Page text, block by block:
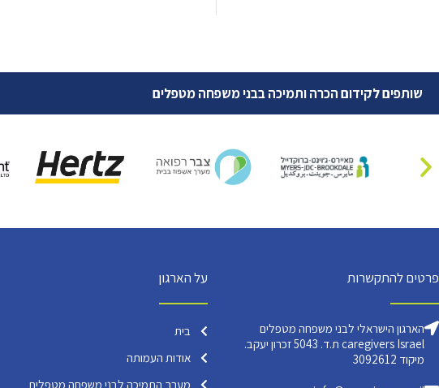
שותפים לקידום הכרה ותמיכה בבני משפחה מטפלים
פרטים להתקשרות
הארגון הישראלי לבני משפחה מטפלים
caregivers Israel ת.ד. 5043 זכרון יעקב.
מיקוד 3092612
על הארגון
בית
אודות העמותה
מערך התמיכה לבני משפחה מטפלים